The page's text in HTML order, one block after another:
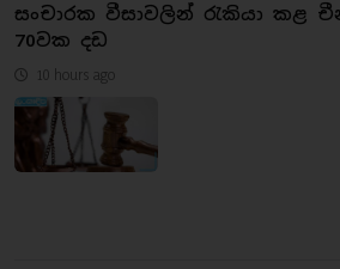
සංචාරක වීසාවලින් රැකියා කළ
70වක දඩ
10 hours ago